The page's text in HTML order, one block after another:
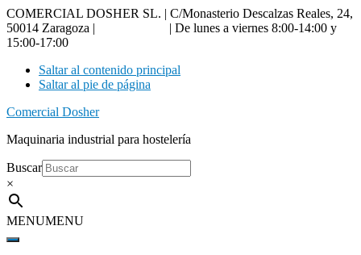
COMERCIAL DOSHER SL. | C/Monasterio Descalzas Reales, 24,
50014 Zaragoza |
| De lunes a viernes 8:00-14:00 y
15:00-17:00
Saltar al contenido principal
Saltar al pie de página
Comercial Dosher
Maquinaria industrial para hostelería
Buscar
×
MENUMENU